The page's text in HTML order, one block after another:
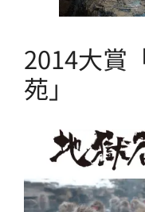
2014大賞
苑」